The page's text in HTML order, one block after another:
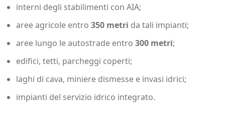
interni degli stabilimenti con AIA;
aree agricole entro 350 metri da tali impianti;
aree lungo le autostrade entro 300 metri;
edifici, tetti, parcheggi coperti;
laghi di cava, miniere dismesse e invasi idrici;
impianti del servizio idrico integrato.